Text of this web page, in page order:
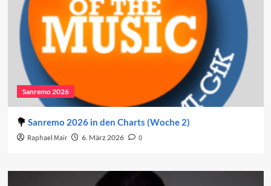
Sanremo 2026
Sanremo 2026 in den Charts (Woche 2)
Raphael Mair 6. März 2026 0